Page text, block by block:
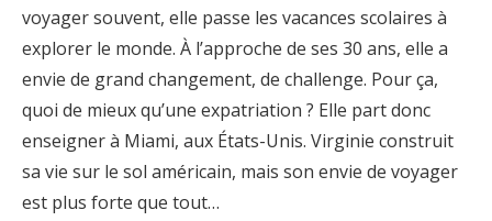
voyager souvent, elle passe les vacances scolaires à
explorer le monde. À l’approche de ses 30 ans, elle a
envie de grand changement, de challenge. Pour ça,
quoi de mieux qu’une expatriation ? Elle part donc
enseigner à Miami, aux États-Unis. Virginie construit
sa vie sur le sol américain, mais son envie de voyager
est plus forte que tout…